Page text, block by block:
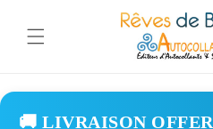
content
🚚 LIVRAISON